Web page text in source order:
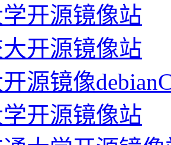
开源镜像站
大开源镜像站
源镜像
开源镜像站